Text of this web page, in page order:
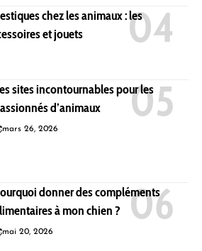
chez les animaux : les
et jouets
sites incontournables pour les
d’animaux
mars 26, 2026
donner des compléments
à mon chien ?
mai 20, 2026